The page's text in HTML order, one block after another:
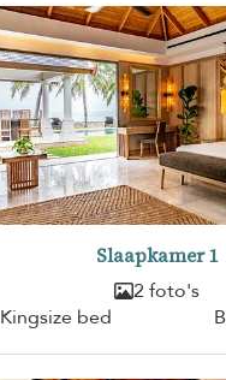
Slaapkamer 1
2 foto's
Kingsize bed